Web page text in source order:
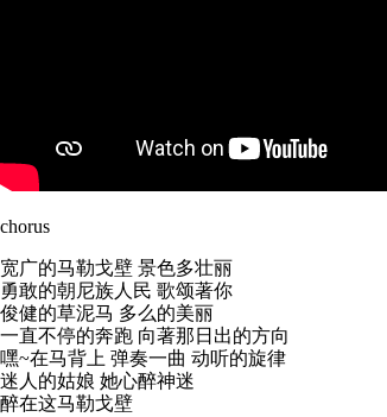
chorus
宽广的马勒戈壁 景色多壮丽
勇敢的朝尼族人民 歌颂著你
俊健的草泥马 多么的美丽
一直不停的奔跑 向著那日出的方向
嘿~在马背上 弹奏一曲 动听的旋律
迷人的姑娘 她心醉神迷
醉在这马勒戈壁